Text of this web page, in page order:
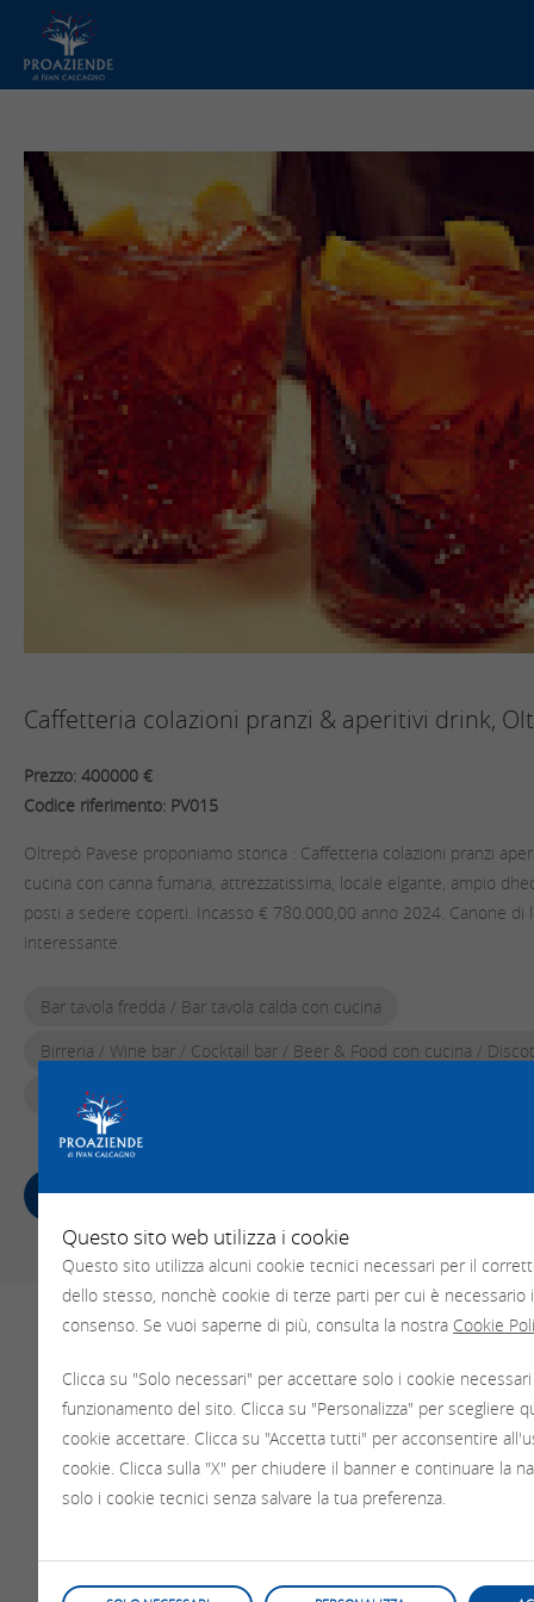
Questo sito web utilizza i cookie
Questo sito utilizza alcuni cookie tecnici necessari per il
dello stesso, nonchè cookie di terze parti per cui è necessario
consenso. Se vuoi saperne di più, consulta la nostra Cookie
Clicca su "Solo necessari" per accettare solo i cookie
funzionamento del sito. Clicca su "Personalizza" per scegliere
cookie accettare. Clicca su "Accetta tutti" per acconsentire
cookie. Clicca sulla "X" per chiudere il banner e continuare la
solo i cookie tecnici senza salvare la tua preferenza.
Caffetteria colazioni pranzi & aperitivi drink,
Prezzo: 400000 €
Codice riferimento: PV015
Oltrepò Pavese proponiamo storica : Caffetteria colazioni pranzi
cucina con canna fumaria, attrezzatissima, locale elgante, ampio
posti a sedere coperti. Incasso € 780.000,00 anno 2024. Canone di
interessante.
Bar tavola fredda / Bar tavola calda con cucina
Birreria / Wine bar / Cocktail bar / Beer & Food con cucina /
Vendita
CHIEDI INFORMAZIONI
392.2806748